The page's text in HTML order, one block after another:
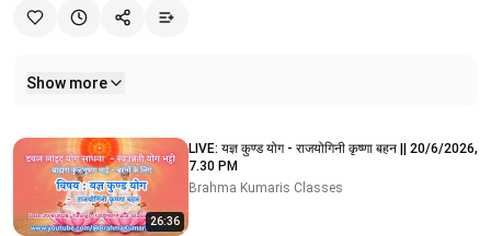
Show more
Related videos
26:36
LIVE: यज्ञ कुण्ड योग - राजयोगिनी कृष्णा बहन || 20/6/2026,
7.30 PM
Brahma Kumaris Classes